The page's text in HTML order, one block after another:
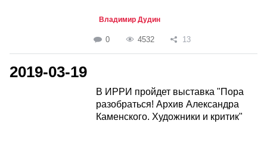
Владимир Дудин
0 4532 13
2019-03-19
В ИРРИ пройдет выставка "Пора
разобраться! Архив Александра
Каменского. Художники и критик"